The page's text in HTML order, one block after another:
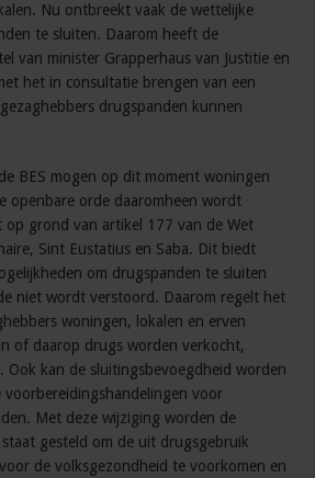
Nu ontbreekt vaak de wettelijke
te sluiten. Daarom heeft de
van minister Grapperhaus van Justitie en
het in consultatie brengen van een
drugspanden kunnen
BES mogen op dit moment woningen
openbare orde daaromheen wordt
grond van artikel 177 van de Wet
Sint Eustatius en Saba. Dit biedt
om drugspanden te sluiten
niet wordt verstoord. Daarom regelt het
woningen, lokalen en erven
of daarop drugs worden verkocht,
Ook kan de sluitingsbevoegdheid worden
voorbereidingshandelingen voor
Met deze wijziging worden de
gesteld om de uit drugsgebruik
de volksgezondheid te voorkomen en